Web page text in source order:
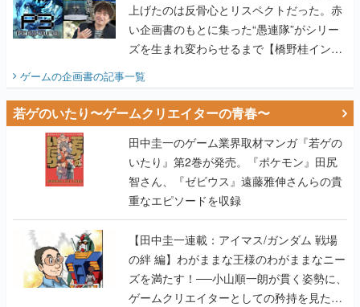
上げたのは反骨心とリスペクトだった。赤
い企画書のもとに集った“愚連隊”がシリー
ズを生まれ変わらせるまで【橋野桂インタ
ビュー】
ゲームの企画書の記事一覧
若ゲのいたり〜ゲームクリエイターの青春〜
田中圭一のゲーム業界取材マンガ『若ゲの
いたり』第2巻が発売。『ポケモン』田尻
智さん、『ゼビウス』遠藤雅伸さんらの貴
重なエピソードを収録
【田中圭一連載：アイマス/ガンダム 戦場
の絆 編】わがままな王様のわがままなニー
ズを満たす！──小山順一朗が貫く姿勢に、
ゲームクリエイターとしての矜持を見た